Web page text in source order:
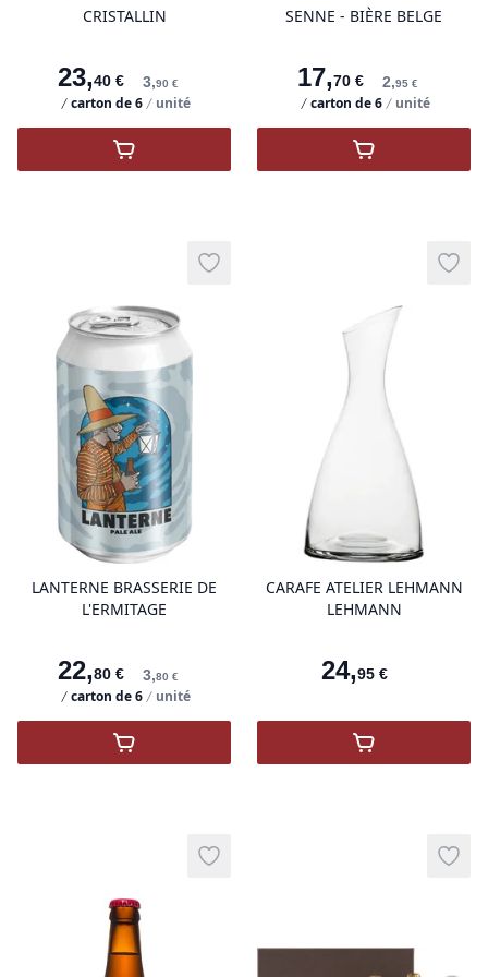
CRISTALLIN
23,40 €
carton de6
3,90 €
unité
,Verre Inao 21 Cl Cristallin LEHMANN
SENNE - BIÈRE BELGE
17,70 €
carton de6
2,95 €
unité
,Zinne Bir
LANTERNE BRASSERIE DE
L'ERMITAGE
22,80 €
carton de6
3,80 €
unité
Add to wishlist
product variant items in cart, view
,Lanterne Brasserie de l'Ermitage
CARAFE ATELIER LEHMANN
LEHMANN
24,95 €
Add
,Carafe Atelier
Add to wishlist Add